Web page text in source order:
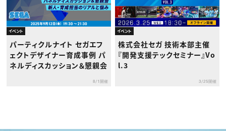
イベント
パーティクルナイト セガエフ
ェクトデザイナー育成事例 パ
ネルディスカッション＆懇親会
8/1開催
イベント
株式会社セガ 技術本部主催
『開発支援テックセミナー』Vo
l.3
3/25開催